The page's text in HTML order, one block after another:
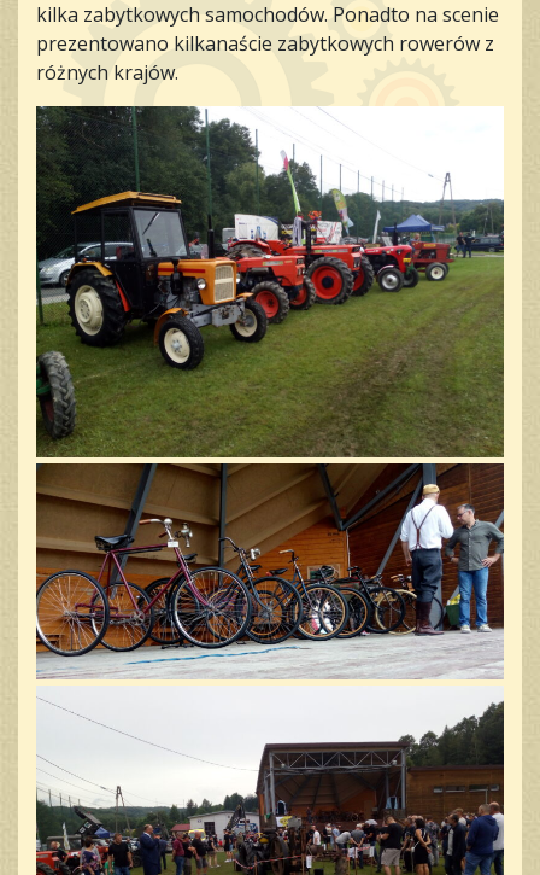
kilka zabytkowych samochodów. Ponadto na scenie
prezentowano kilkanaście zabytkowych rowerów z
różnych krajów.